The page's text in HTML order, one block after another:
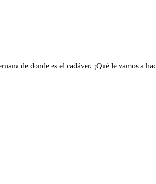
de donde es el cadáver. ¡Qué le vamos a